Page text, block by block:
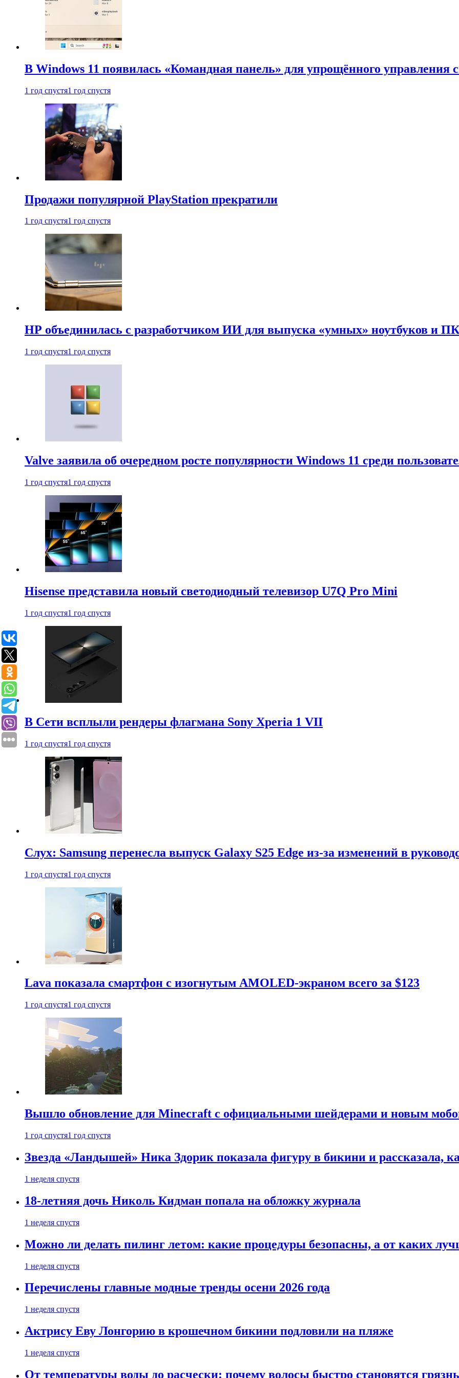
В Windows 11 появилась «Командная панель» для упрощённого управления
1 год спустя1 год спустя
Продажи популярной PlayStation прекратили
1 год спустя1 год спустя
HP объединилась с разработчиком ИИ для выпуска «умных» ноутбуков и ПК
1 год спустя1 год спустя
Valve заявила об очередном росте популярности Windows 11 среди
1 год спустя1 год спустя
Hisense представила новый светодиодный телевизор U7Q Pro Mini
1 год спустя1 год спустя
В Сети всплыли рендеры флагмана Sony Xperia 1 VII
1 год спустя1 год спустя
Слух: Samsung перенесла выпуск Galaxy S25 Edge из-за изменений в
1 год спустя1 год спустя
Lava показала смартфон с изогнутым AMOLED-экраном всего за $123
1 год спустя1 год спустя
Вышло обновление для Minecraft с официальными шейдерами и новым
1 год спустя1 год спустя
Звезда «Ландышей» Ника Здорик показала фигуру в бикини и рассказала,
1 неделя спустя
18-летняя дочь Николь Кидман попала на обложку журнала
1 неделя спустя
Можно ли делать пилинг летом: какие процедуры безопасны, а от каких
1 неделя спустя
Перечислены главные модные тренды осени 2026 года
1 неделя спустя
Актрису Еву Лонгорию в крошечном бикини подловили на пляже
1 неделя спустя
От температуры воды до расчески: почему волосы быстро становятся